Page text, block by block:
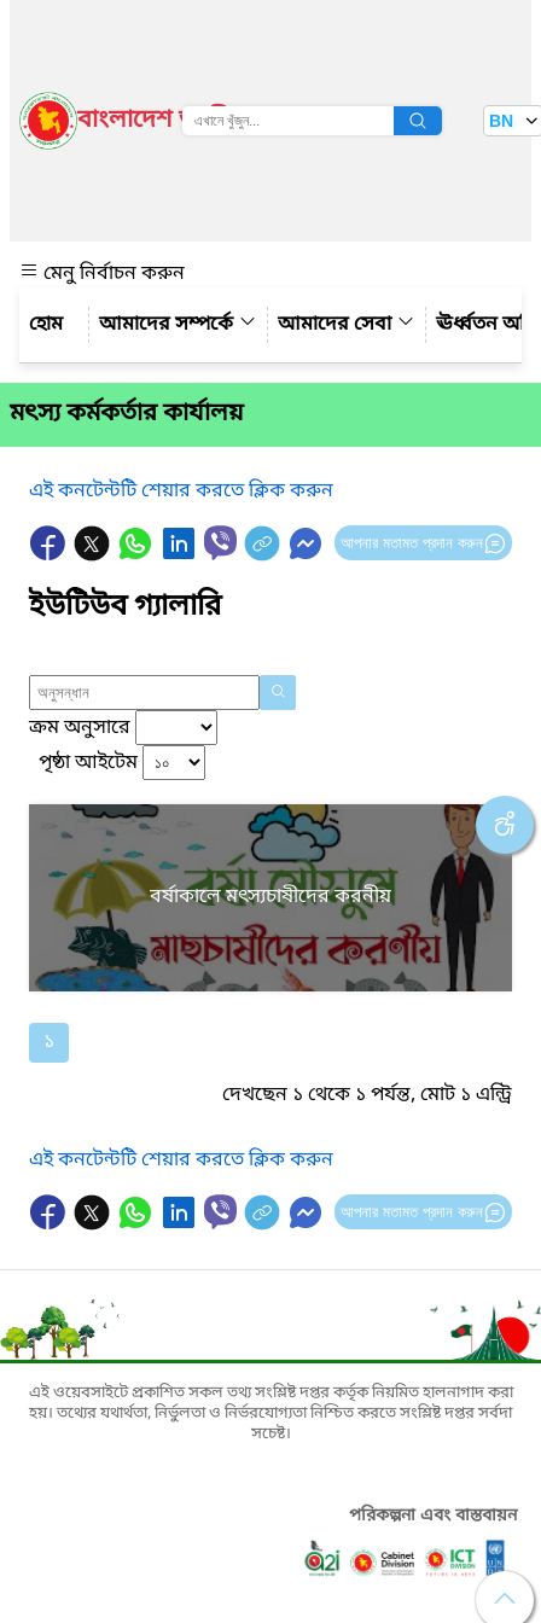
বাংলাদেশ জাতীয় তথ্য বাতায়ন BN
মেনু নির্বাচন করুন
আমাদের সম্পর্কে
আমাদের সেবা ঊর্ধ্বতন
মৎস্য কর্মকর্তার কার্যালয়
এই কনটেন্টটি শেয়ার করতে ক্লিক করুন
আপনার মতামত প্রদান করুন
ইউটিউব গ্যালারি
ক্রম অনুসারে
পৃষ্ঠা আইটেম
বর্ষাকালে মৎস্যচাষীদের করনীয়
১
দেখছেন ১ থেকে ১ পর্যন্ত, মোট ১ এন্ট্রি
এই কনটেন্টটি শেয়ার করতে ক্লিক করুন
আপনার মতামত প্রদান করুন
এই ওয়েবসাইটে প্রকাশিত সকল তথ্য সংশ্লিষ্ট দপ্তর কর্তৃক নিয়মিত হালনাগাদ করা
হয়। তথ্যের যথার্থতা, নির্ভুলতা ও নির্ভরযোগ্যতা নিশ্চিত করতে সংশ্লিষ্ট দপ্তর সর্বদা
সচেষ্ট।
পরিকল্পনা এবং বাস্তবায়ন